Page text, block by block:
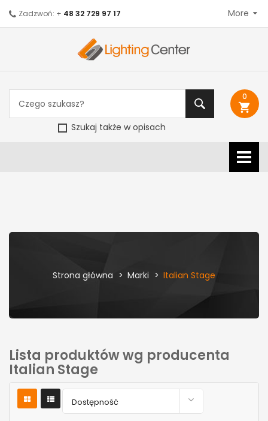
Szukaj także w opisach
0
shopping_cart
Zadzwoń: + 48 32 729 97 17 More
Strona główna Marki Italian Stage
Lista produktów wg producenta
Italian Stage
Dostępność 